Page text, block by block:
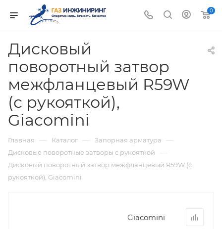
0
Дисковый
поворотный затвор
межфланцевый R59W
(с рукояткой),
Giacomini
Главная — Каталог — Запорная арматура —
Дисковые поворотные затворы с рукояткой —
Дисковый поворотный затвор межфланцевый R59W (с
рукояткой), Giacomini
Giacomini